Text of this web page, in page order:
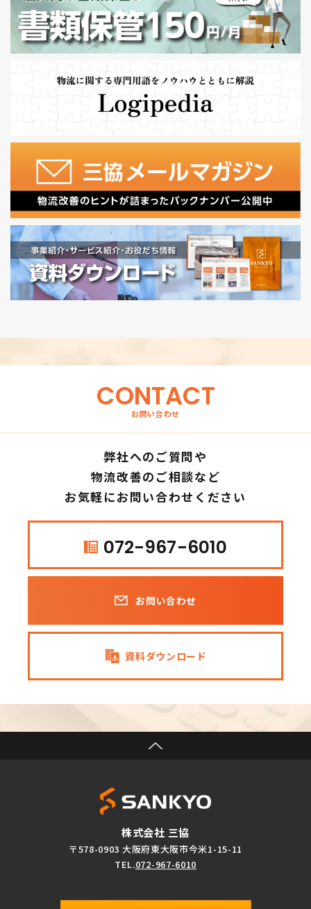
CONTACT
お問い合わせ
弊社へのご質問や
物流改善のご相談など
お気軽にお問い合わせください
072-967-6010
お問い合わせ
資料ダウンロード
株式会社 三協
〒578-0903 大阪府東大阪市今米1-15-11
TEL.072-967-6010